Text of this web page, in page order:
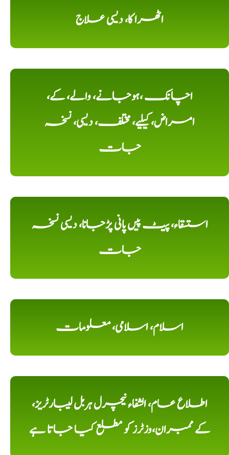
اٹھرا کا، دیسی علاج
اچانک ،ہوجانے، والے، کے،
امراض، کیلیے، مختلف، دیسی، نسخہ
جات
استسقاء، پیٹ پیں پانی پڑجانا، دیسی نسخہ
جات
اسلام، اسلامی، معلومات
اطلاع عام، الشفاء نیچرل ہربل لیبارٹریز،
کے ممبران،وزٹرز کو مطلع کیا جاتا ہے